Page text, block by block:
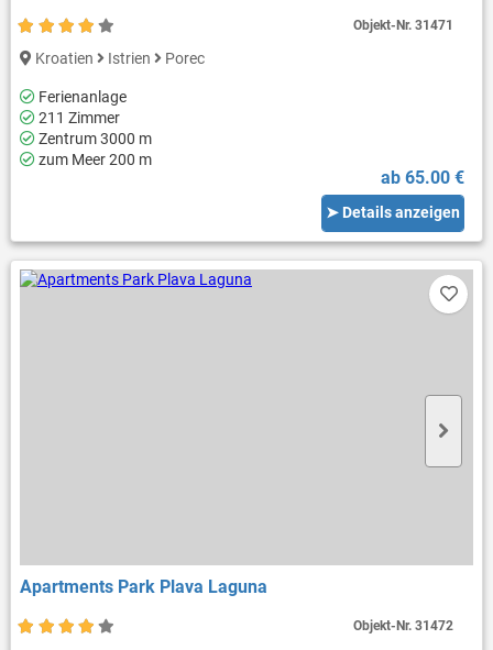
Kroatien Istrien Porec
Ferienanlage
211 Zimmer
Zentrum 3000 m
zum Meer 200 m
ab 65.00 €
➤ Details anzeigen
Objekt-Nr.31471
Apartments Park Plava Laguna
Objekt-Nr.31472